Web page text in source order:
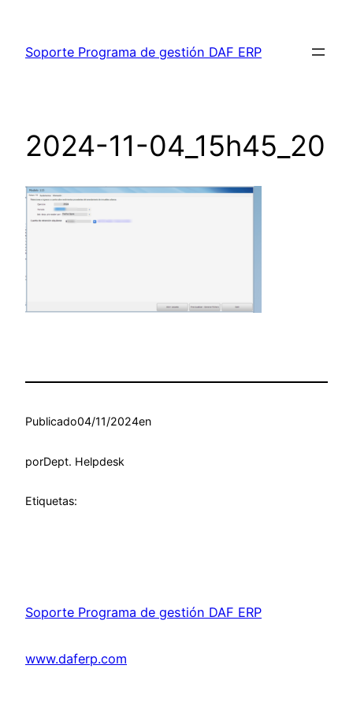
contenido
Soporte Programa de gestión DAF ERP
2024-11-04_15h45_20
Publicado04/11/2024en
porDept. Helpdesk
Etiquetas:
Soporte Programa de gestión DAF ERP
www.daferp.com